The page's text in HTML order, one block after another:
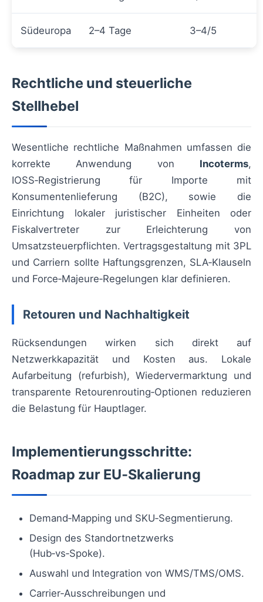
Südeuropa 2–4 Tage 3–4/5
Rechtliche und steuerliche
Stellhebel
Wesentliche rechtliche Maßnahmen umfassen die
korrekte Anwendung von Incoterms,
IOSS‑Registrierung für Importe mit
Konsumentenlieferung (B2C), sowie die
Einrichtung lokaler juristischer Einheiten oder
Fiskalvertreter zur Erleichterung von
Umsatzsteuerpflichten. Vertragsgestaltung mit 3PL
und Carriern sollte Haftungsgrenzen, SLA‑Klauseln
und Force‑Majeure‑Regelungen klar definieren.
Retouren und Nachhaltigkeit
Rücksendungen wirken sich direkt auf
Netzwerkkapazität und Kosten aus. Lokale
Aufarbeitung (refurbish), Wiedervermarktung und
transparente Retourenrouting‑Optionen reduzieren
die Belastung für Hauptlager.
Implementierungsschritte:
Roadmap zur EU‑Skalierung
Demand‑Mapping und SKU‑Segmentierung.
Design des Standortnetzwerks
(Hub‑vs‑Spoke).
Auswahl und Integration von WMS/TMS/OMS.
Carrier‑Ausschreibungen und